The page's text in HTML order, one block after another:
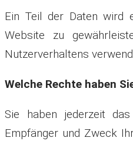
Ein Teil der Daten wird
Website zu
Nutzerverhaltens
Welche Rechte haben
Sie haben jederzeit
Empfänger und Zweck